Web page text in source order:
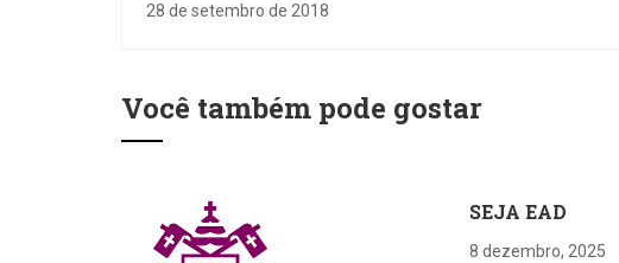
ATIVIDADES INFANTIS, CAFÉ, ALMOÇO,
28 de setembro de 2018
Você também pode gostar
SEJA EAD
8 dezembro, 2025